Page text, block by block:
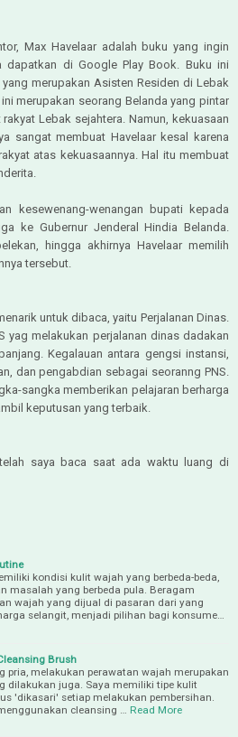
Max Havelaar adalah buku yang ingin
dapatkan di Google Play Book. Buku ini
merupakan Asisten Residen di Lebak
merupakan seorang Belanda yang pintar
Lebak sejahtera. Namun, kekuasaan
sangat membuat Havelaar kesal karena
atas kekuasaannya. Hal itu membuat
kesewenang-wenangan bupati kepada
ke Gubernur Jenderal Hindia Belanda.
hingga akhirnya Havelaar memilih
tersebut.
untuk dibaca, yaitu Perjalanan Dinas.
yag melakukan perjalanan dinas dadakan
Kegalauan antara gengsi instansi,
dan pengabdian sebagai seoranng PNS.
sangka memberikan pelajaran berharga
keputusan yang terbaik.
saya baca saat ada waktu luang di
kondisi kulit wajah yang berbeda-beda,
masalah yang berbeda pula. Beragam
wajah yang dijual di pasaran dari yang
selangit, menjadi pilihan bagi konsume…
Brush
pria, melakukan perawatan wajah merupakan
dilakukan juga. Saya memiliki tipe kulit
'dikasari' setiap melakukan pembersihan.
cleansing … Read More